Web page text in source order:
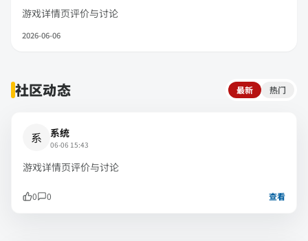
游戏详情页评价与讨论
2026-06-06
社区动态 最新 热门
系 系统
06-06 15:43
游戏详情页评价与讨论
0 0 查看